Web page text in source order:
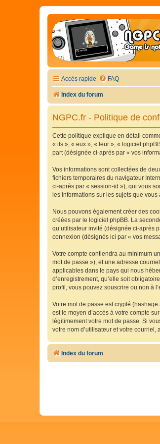
Accès rapide FAQ
Index du forum
NGPC.fr - Politique de
Cette politique explique en détail
« ils », « eux », « leur », « logiciel
part (désignée ci-après par « vos
Vos informations sont collectées de
fichiers temporaires du navigateur
ci-après par « session-id »), qui vous
les informations sur les sujets que
Nous pouvons également créer des
créées par le logiciel phpBB. La
qu’utilisateur invité (désignée ci-après
connexion (désignés ici par « vos
Votre compte contiendra au minimum
mot de passe »), et une adresse
applicables dans le pays qui nous
d’enregistrement, qu’elle soit
profil, vous pouvez souscrire ou non à
Votre mot de passe est crypté
est le moyen d’accès à votre compte
légitimement votre mot de passe. Si
votre nom d’utilisateur et votre
Index du forum